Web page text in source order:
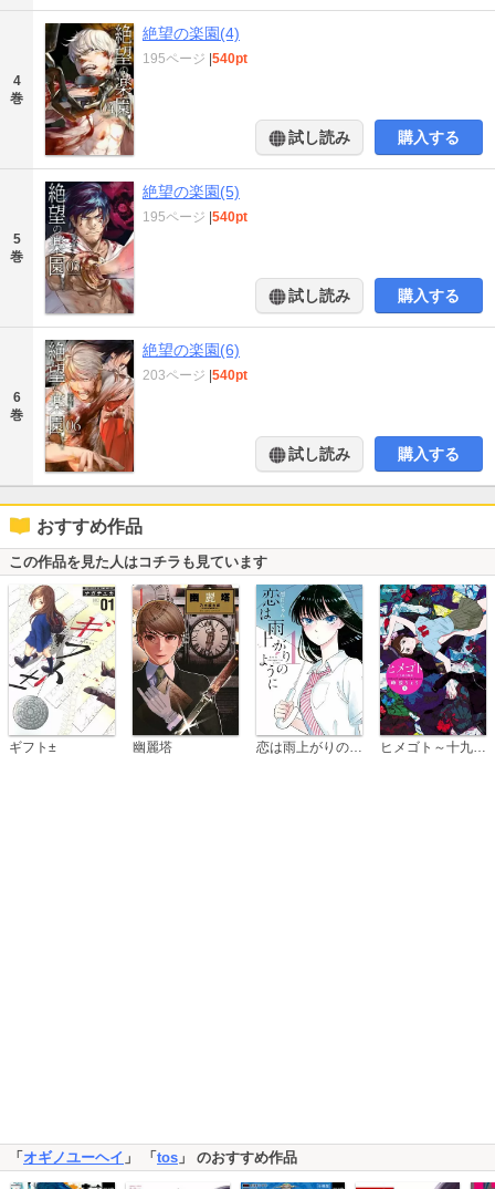
4
巻
絶望の楽園(4)
195ページ |540pt
試し読み 購入する
5
巻
絶望の楽園(5)
195ページ |540pt
試し読み 購入する
6
巻
絶望の楽園(6)
203ページ |540pt
試し読み 購入する
おすすめ作品
この作品を見た人はコチラも見ています
ギフト± 幽麗塔 ヒメゴト～十九歳の制服～
「 オギノユーヘイ 」 「 tos 」 のおすすめ作品